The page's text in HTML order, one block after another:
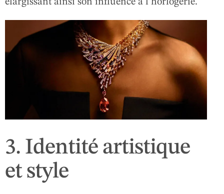
3. Identité artistique
et style